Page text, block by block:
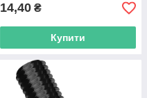
14,40 ₴
Купити